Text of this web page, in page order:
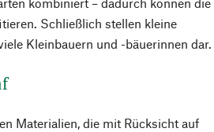
Schließlich stellen kleine
Kleinbauern und -bäuerinnen dar.
Materialien, die mit Rücksicht auf